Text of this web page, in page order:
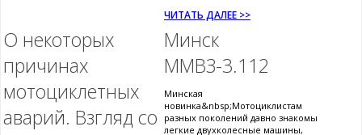
ЧИТАТЬ ДАЛЕЕ >>
О некоторых
причинах
мотоциклетных
аварий. Взгляд со
Минск
ММВЗ-3.112
Минская
новинка&nbsp;Мотоциклистам
разных поколений давно знакомы
легкие двухколесные машины,